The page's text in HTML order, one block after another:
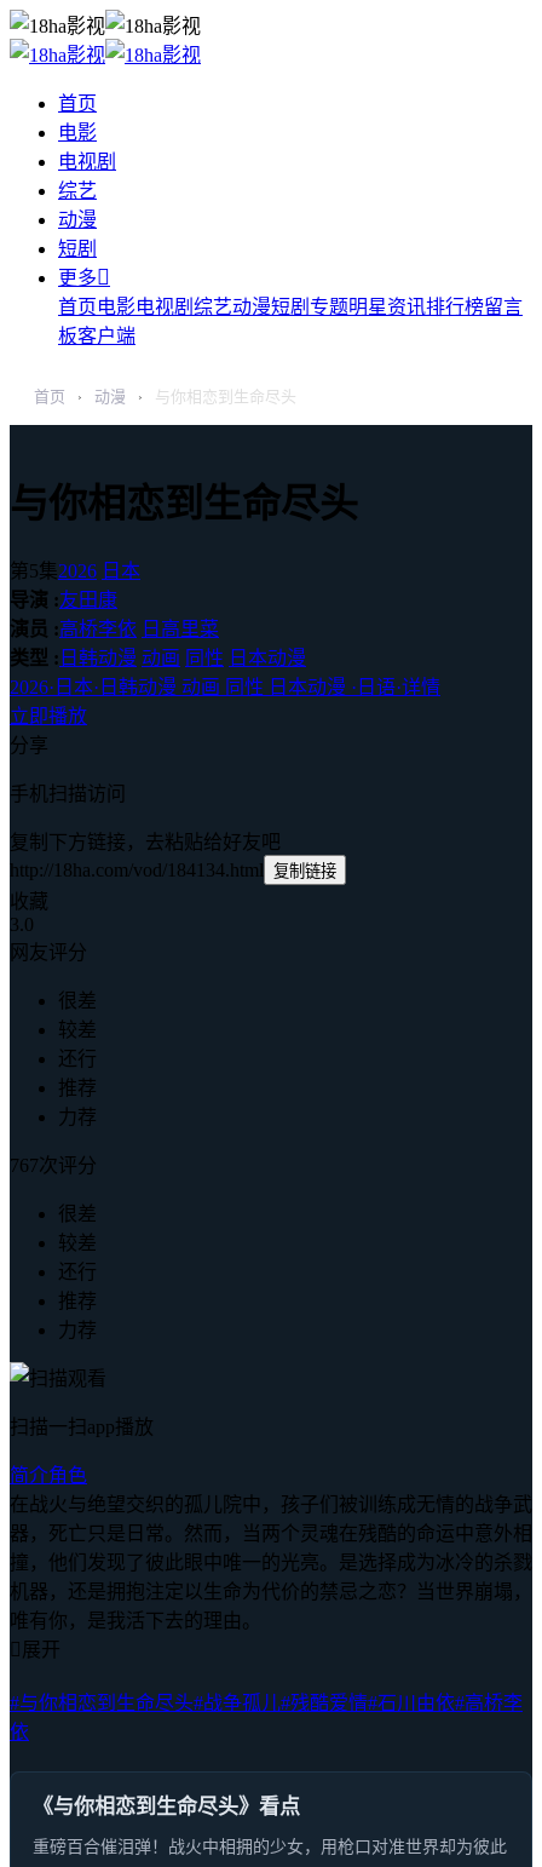
首页
电影
电视剧
综艺
动漫
短剧
更多
首页电影电视剧 综艺动漫短剧 专题明星资讯排行榜留言
板客户端
首页 › 动漫 › 与你相恋到生命尽头
与你相恋到生命尽头
第5集2026 日本
导演 :友田康
演员 :高桥李依 日高里菜
类型 : 日韩动漫 动画 同性 日本动漫
2026· 日本· 日韩动漫 动画 同性 日本动漫 · 日语·详情
立即播放
分享
手机扫描访问
复制下方链接，去粘贴给好友吧
http://18ha.com/vod/184134.html 复制链接
收藏
3.0
网友评分
很差
较差
还行
推荐
力荐
767次评分
很差
较差
还行
推荐
力荐
扫描一扫app播放
简介角色
在战火与绝望交织的孤儿院中，孩子们被训练成无情的战争武
器，死亡只是日常。然而，当两个灵魂在残酷的命运中意外相
撞，他们发现了彼此眼中唯一的光亮。是选择成为冰冷的杀戮
机器，还是拥抱注定以生命为代价的禁忌之恋？当世界崩塌，
唯有你，是我活下去的理由。
 展开
#与你相恋到生命尽头#战争孤儿#残酷爱情#石川由依#高桥李
依
《与你相恋到生命尽头》看点
重磅百合催泪弹！战火中相拥的少女，用枪口对准世界却为彼此